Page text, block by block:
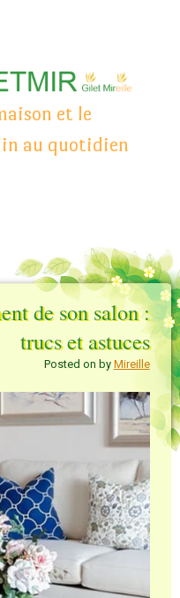
et le
au quotidien
de son salon :
trucs et astuces
Posted on by Mireille